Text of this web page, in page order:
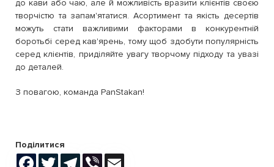
до кави або чаю, але й можливість вразити клієнтів своєю
творчістю та запам'ятатися. Асортимент та якість десертів
можуть стати важливими факторами в конкурентній
боротьбі серед кав'ярень, тому щоб здобути популярність
серед клієнтів, приділяйте увагу творчому підходу та увазі
до деталей.
З повагою, команда PanStakan!
Поділитися
Facebook
Twitter Telegram
Viber